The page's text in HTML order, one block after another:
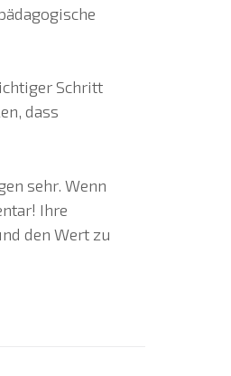
Schritt
dass
sehr. Wenn
Ihre
den Wert zu